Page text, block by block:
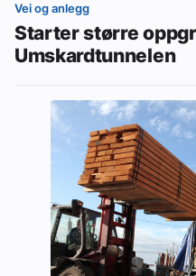
Vei og anlegg
Starter større
Umskardtunnelen